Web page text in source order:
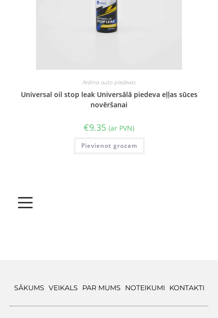
Ardina auto piedevas
Universal oil stop leak Universālā piedeva eļļas sūces
novēršanai
€9.35 (ar PVN)
Pievienot grozam
SĀKUMS VEIKALS PAR MUMS NOTEIKUMI KONTAKTI